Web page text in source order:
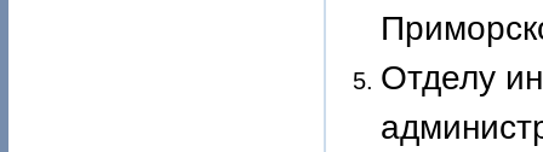
Отделу